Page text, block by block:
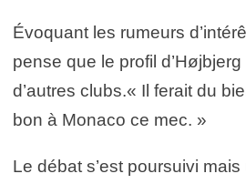
Évoquant les rumeurs
pense que le profil
d’autres clubs.« Il ferait du
bon à Monaco ce mec. »
Le débat s’est poursuivi